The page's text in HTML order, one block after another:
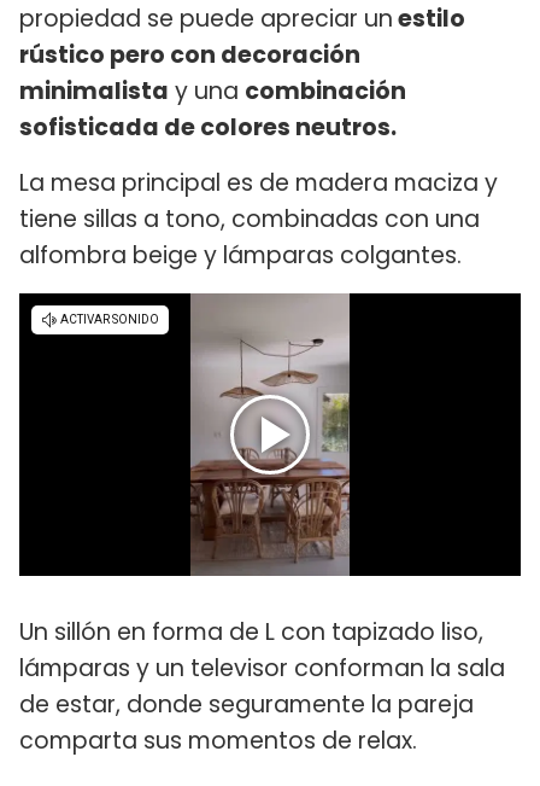
propiedad se puede apreciar unestilo
rústico pero con decoración
minimalista y una combinación
sofisticada de colores neutros.
La mesa principal es de madera maciza y
tiene sillas a tono, combinadas con una
alfombra beige y lámparas colgantes.
Un sillón en forma de L con tapizado liso,
lámparas y un televisor conforman la sala
de estar, donde seguramente la pareja
comparta sus momentos de relax.